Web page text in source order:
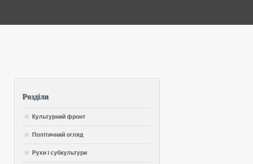
Розділи
Культурний фронт
Політичний огляд
Рухи і субкультури